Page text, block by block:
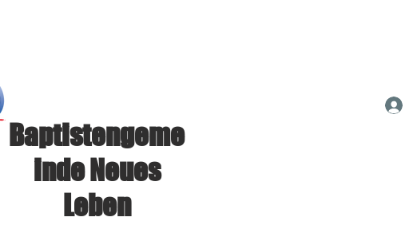
Baptistengeme
inde Neues
Leben